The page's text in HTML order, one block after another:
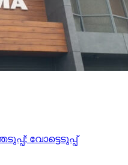
വോട്ടെടുപ്പ്